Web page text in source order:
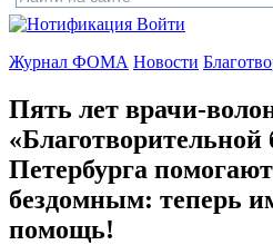
Войти
Журнал ФОМА Новости
Пять лет врачи-
Петербурга
бездомным: теперь
помощь!